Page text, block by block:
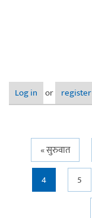
Log in or register
Pages« सुरुवात
4
5